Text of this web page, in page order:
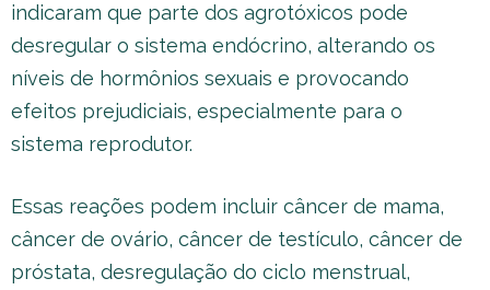
indicaram que parte dos agrotóxicos pode
desregular o sistema endócrino, alterando os
níveis de hormônios sexuais e provocando
efeitos prejudiciais, especialmente para o
sistema reprodutor.
Essas reações podem incluir câncer de mama,
câncer de ovário, câncer de testículo, câncer de
próstata, desregulação do ciclo menstrual,